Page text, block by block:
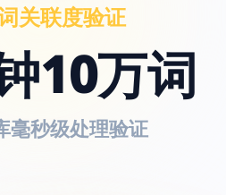
关联度验证
10万词
毫秒级处理验证